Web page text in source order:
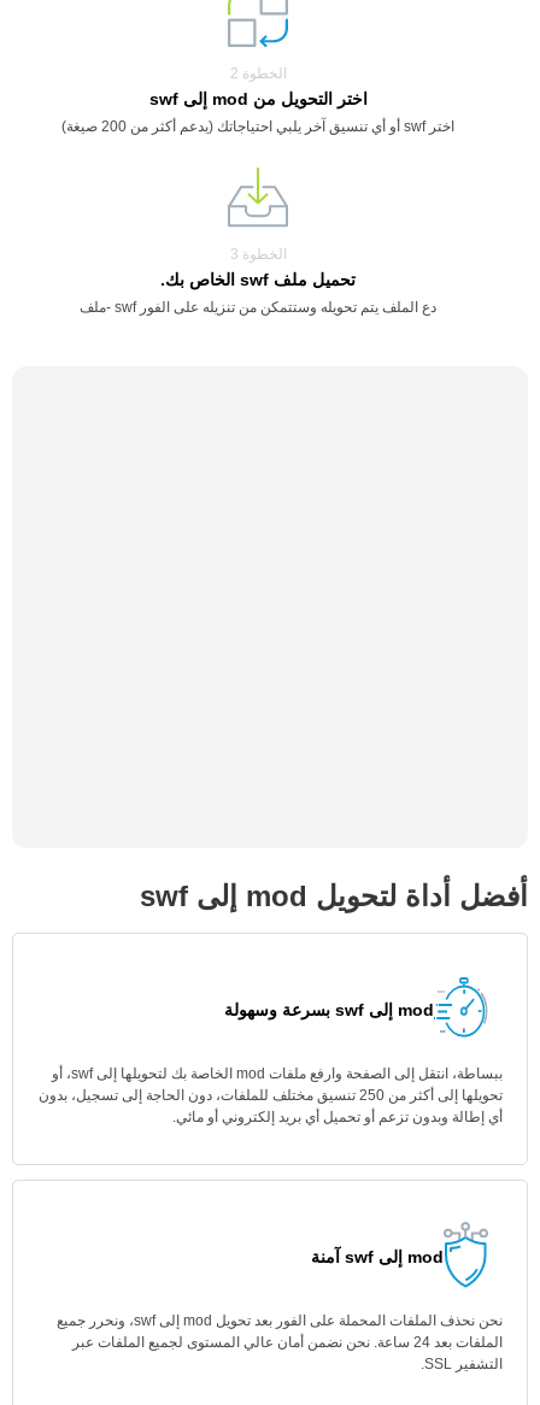
الخطوة 2
اختر التحويل من mod إلى swf
اختر swf أو أي تنسيق آخر يلبي احتياجاتك (يدعم أكثر من 200 صيغة)
الخطوة 3
تحميل ملف swf الخاص بك.
دع الملف يتم تحويله وستتمكن من تنزيله على الفور swf -ملف
أفضل أداة لتحويل mod إلى swf
mod إلى swf بسرعة وسهولة
ببساطة، انتقل إلى الصفحة وارفع ملفات mod الخاصة بك لتحويلها إلى swf، أو
تحويلها إلى أكثر من 250 تنسيق مختلف للملفات، دون الحاجة إلى تسجيل، بدون
أي إطالة وبدون تزعم أو تحميل أي بريد إلكتروني أو مائي.
mod إلى swf آمنة
نحن نحذف الملفات المحملة على الفور بعد تحويل mod إلى swf، ونحرر جميع
الملفات بعد 24 ساعة. نحن نضمن أمان عالي المستوى لجميع الملفات عبر
التشفير SSL.